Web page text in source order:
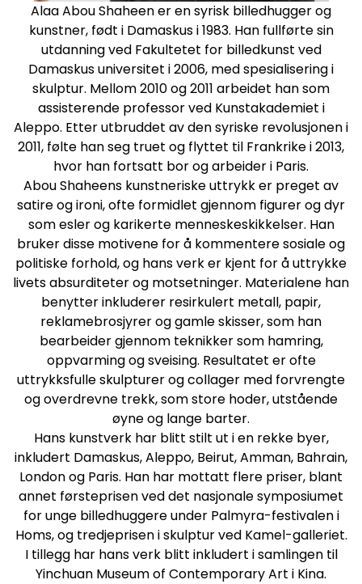
Alaa Abou Shaheen er en syrisk billedhugger og
kunstner, født i Damaskus i 1983. Han fullførte sin
utdanning ved Fakultetet for billedkunst ved
Damaskus universitet i 2006, med spesialisering i
skulptur. Mellom 2010 og 2011 arbeidet han som
assisterende professor ved Kunstakademiet i
Aleppo. Etter utbruddet av den syriske revolusjonen i
2011, følte han seg truet og flyttet til Frankrike i 2013,
hvor han fortsatt bor og arbeider i Paris.
Abou Shaheens kunstneriske uttrykk er preget av
satire og ironi, ofte formidlet gjennom figurer og dyr
som esler og karikerte menneskeskikkelser. Han
bruker disse motivene for å kommentere sosiale og
politiske forhold, og hans verk er kjent for å uttrykke
livets absurditeter og motsetninger. Materialene han
benytter inkluderer resirkulert metall, papir,
reklamebrosjyrer og gamle skisser, som han
bearbeider gjennom teknikker som hamring,
oppvarming og sveising. Resultatet er ofte
uttrykksfulle skulpturer og collager med forvrengte
og overdrevne trekk, som store hoder, utstående
øyne og lange barter.
Hans kunstverk har blitt stilt ut i en rekke byer,
inkludert Damaskus, Aleppo, Beirut, Amman, Bahrain,
London og Paris. Han har mottatt flere priser, blant
annet førsteprisen ved det nasjonale symposiumet
for unge billedhuggere under Palmyra-festivalen i
Homs, og tredjeprisen i skulptur ved Kamel-galleriet.
I tillegg har hans verk blitt inkludert i samlingen til
Yinchuan Museum of Contemporary Art i Kina.